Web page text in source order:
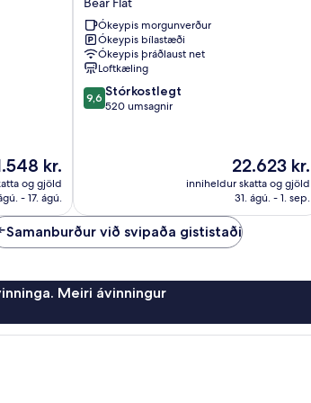
kr.
kr.
og gjöld
- 17. ágú.
Bear
FlatÓkeypis morgunverður
Ókeypis bílastæði
Ókeypis þráðlaust net
Loftkæling
9.6
af
9,6 Stórkostlegt
520 umsagnir
Verðið
er
22.623 kr.
22.623 kr.
inniheldur skatta og gjöld
31. ágú. - 1. sep.
Samanburður við svipaða gististaði
Meiri ávinningur